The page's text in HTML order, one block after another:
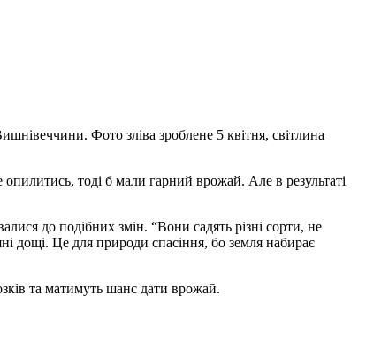
Фото зліва зроблене 5 квітня, світлина
тоді б мали гарний врожай. Але в результаті
до подібних змін. “Вони садять різні сорти, не
дощі. Це для природи спасіння, бо земля набирає
та матимуть шанс дати врожай.